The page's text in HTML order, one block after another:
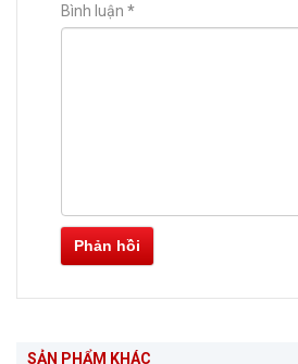
Bình luận *
Phản hồi
SẢN PHẨM KHÁC